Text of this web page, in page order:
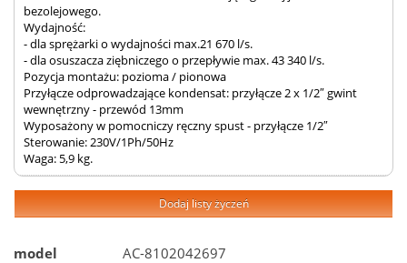
bezolejowego.
Wydajność:
- dla sprężarki o wydajności max.21 670 l/s.
- dla osuszacza ziębniczego o przepływie max. 43 340 l/s.
Pozycja montażu: pozioma / pionowa
Przyłącze odprowadzające kondensat: przyłącze 2 x 1/2″ gwint
wewnętrzny - przewód 13mm
Wyposażony w pomocniczy ręczny spust - przyłącze 1/2″
Sterowanie: 230V/1Ph/50Hz
Waga: 5,9 kg.
Dodaj listy życzeń
model AC-8102042697